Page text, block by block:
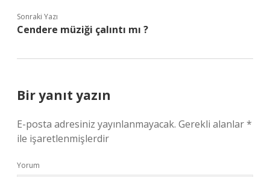
Sonraki Yazı
Cendere müziği çalıntı mı ?
Bir yanıt yazın
E-posta adresiniz yayınlanmayacak. Gerekli alanlar*
ile işaretlenmişlerdir
Yorum